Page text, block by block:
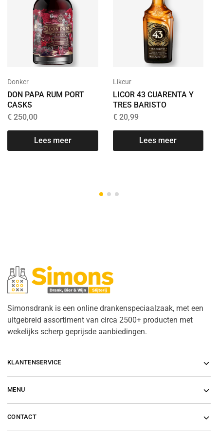
Donker
DON PAPA RUM PORT
CASKS
€ 250,00
Lees meer
Likeur
LICOR 43 CUARENTA Y
TRES BARISTO
€20,99
Lees meer
Simonsdrank is een online drankenspeciaalzaak, met een
uitgebreid assortiment van circa 2500+ producten met
wekelijks scherp geprijsde aanbiedingen.
KLANTENSERVICE
MENU
CONTACT